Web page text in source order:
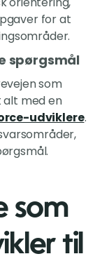
for at
spørgsmål
som
med en
udviklere.
som
til